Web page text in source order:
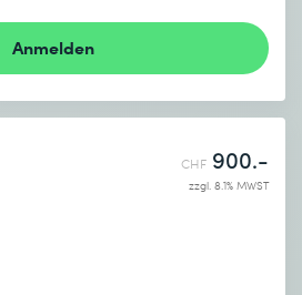
Anmelden
CHF 900.-
zzgl. 8.1% MWST